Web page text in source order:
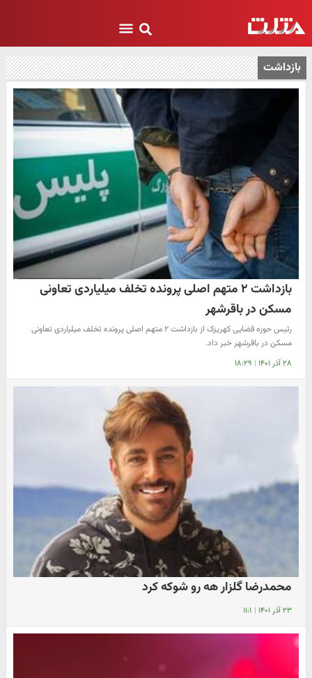
بازداشت
بازداشت ۲ متهم اصلی پرونده تخلف میلیاردی تعاونی
مسکن در باقرشهر
رئیس حوزه قضایی کهریزک از بازداشت ۲ متهم اصلی پرونده تخلف میلیاردی تعاونی
مسکن در باقرشهر خبر داد.
۲۸ آذر ۱۴۰۱ | ۱۸:۲۹
محمدرضا گلزار هه رو شوکه کرد
۲۳ آذر ۱۴۰۱ | ۱۱:۱